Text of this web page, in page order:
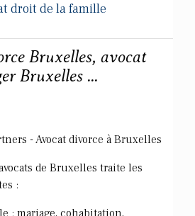
droit de la famille
Bruxelles, avocat
Bruxelles ...
- Avocat divorce à Bruxelles
de Bruxelles traite les
: